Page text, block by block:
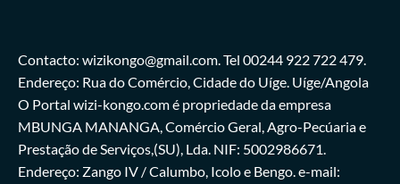
Contacto: wizikongo@gmail.com. Tel 00244 922 722 479.
Endereço: Rua do Comércio, Cidade do Uíge. Uíge/Angola
O Portal wizi-kongo.com é propriedade da empresa
MBUNGA MANANGA, Comércio Geral, Agro-Pecúaria e
Prestação de Serviços,(SU), Lda. NIF: 5002986671.
Endereço: Zango IV / Calumbo, Icolo e Bengo. e-mail: